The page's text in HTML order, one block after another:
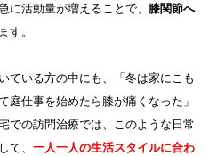
に活動量が増えることで、 膝関節へ
す。
ている方の中にも、「冬は家にこも
庭仕事を始めたら膝が痛くなった」
での訪問治療では、このような日常
て、 一人一人の生活スタイルに合わ